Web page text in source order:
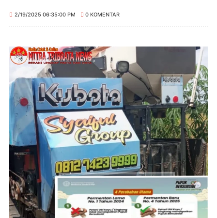
2/19/2025 06:35:00 PM 0 KOMENTAR